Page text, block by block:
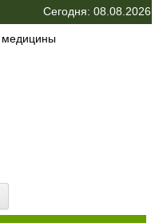
Сегодня: 08.08.2026